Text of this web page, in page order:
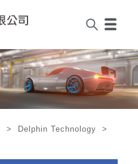
> Delphin Technology >